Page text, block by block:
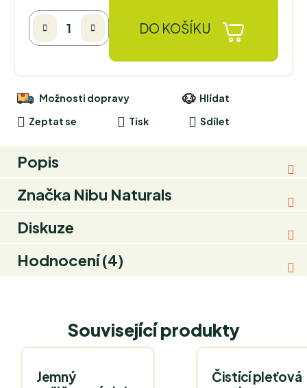
DO KOŠÍKU
Tisk
Zeptat se
Hlídat
Sdílet
Možnosti dopravy
Popis
Značka Nibu Naturals
Diskuze
Hodnocení (4)
Související produkty
Jemný
Čistící pleťová